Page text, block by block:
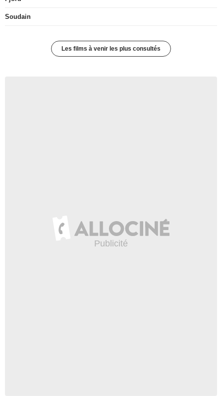
Soudain
Les films à venir les plus consultés